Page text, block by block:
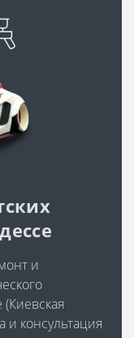
и
и консультация